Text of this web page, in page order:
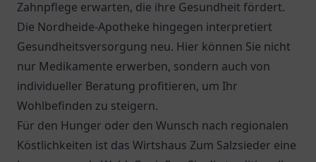
Zahnpflege erwarten, die ihre Gesundheit fördert.
Die Nordheide-Apotheke hingegen interpretiert
Gesundheitsversorgung neu. Hier können Sie nicht
nur Medikamente erwerben, sondern auch von
individueller Beratung profitieren, um Ihr
Wohlbefinden zu steigern.
Für den Hunger oder den Wunsch nach regionalen
Köstlichkeiten ist das Wirtshaus Zum Salzsieder eine